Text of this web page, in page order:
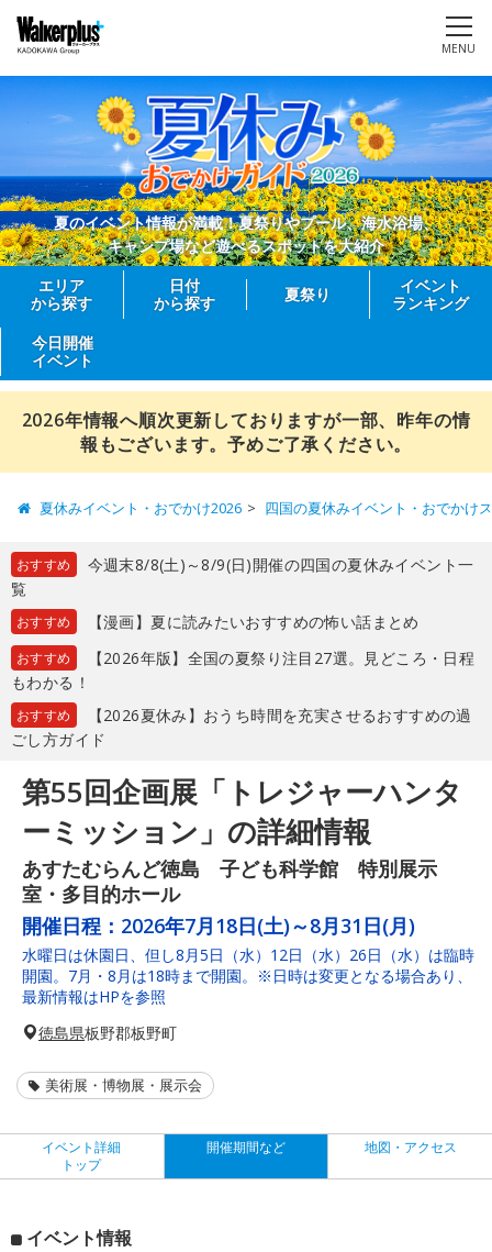
MENU
夏のイベント情報が満載！夏祭りやプール、海水浴場、
キャンプ場など遊べるスポットを大紹介
エリア
から探す
日付
から探す
夏祭り
イベント
ランキング
今日開催
イベント
2026年情報へ順次更新しておりますが一部、昨年の情
報もございます。予めご了承ください。
夏休みイベント・おでかけ2026 四国の夏休みイベント・おでかけ
おすすめ
今週末8/8(土)～8/9(日)開催の四国の夏休みイベント一
覧
おすすめ 【漫画】夏に読みたいおすすめの怖い話まとめ
おすすめ
【2026年版】全国の夏祭り注目27選。見どころ・日程
もわかる！
おすすめ
【2026夏休み】おうち時間を充実させるおすすめの過
ごし方ガイド
第55回企画展「トレジャーハンタ
ーミッション」の詳細情報
あすたむらんど徳島 子ども科学館 特別展示
室・多目的ホール
開催日程： 2026年7月18日(土)～8月31日(月)
水曜日は休園日、但し8月5日（水）12日（水）26日（水）は臨時
開園。7月・8月は18時まで開園。※日時は変更となる場合あり、
最新情報はHPを参照
徳島県板野郡板野町
美術展・博物展・展示会
イベント詳細
トップ
開催期間など 地図・アクセス
イベント情報